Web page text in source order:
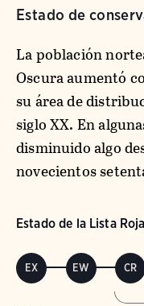
Estado de
La población
Oscura aumentó
su área de
siglo XX. En
disminuido algo
novecientos
Estado de la Lista
EX EW CR